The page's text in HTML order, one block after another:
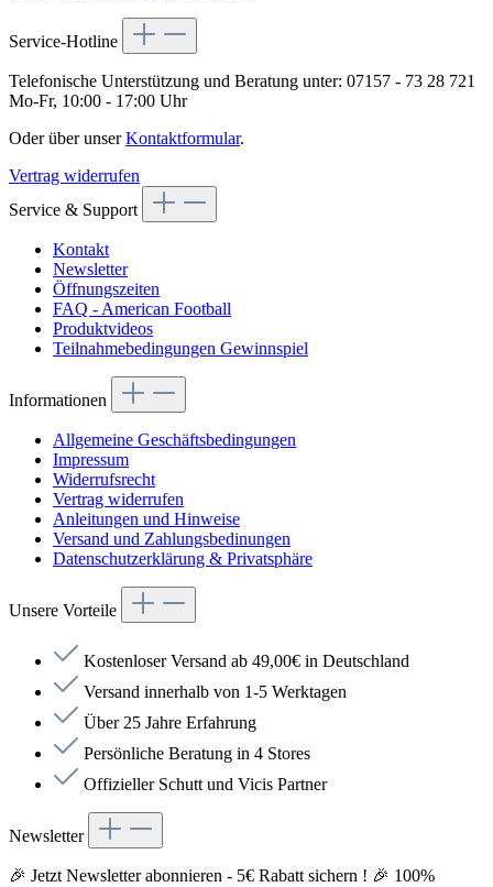
Service-Hotline
Telefonische Unterstützung und Beratung unter: 07157 - 73 28 721
Mo-Fr, 10:00 - 17:00 Uhr
Oder über unserKontaktformular.
Vertrag widerrufen
Service & Support
Kontakt
Newsletter
Öffnungszeiten
FAQ - American Football
Produktvideos
Teilnahmebedingungen Gewinnspiel
Informationen
Allgemeine Geschäftsbedingungen
Impressum
Widerrufsrecht
Vertrag widerrufen
Anleitungen und Hinweise
Versand und Zahlungsbedinungen
Datenschutzerklärung & Privatsphäre
Unsere Vorteile
Kostenloser Versand ab 49,00€ in Deutschland
Versand innerhalb von 1-5 Werktagen
Über 25 Jahre Erfahrung
Persönliche Beratung in 4 Stores
Offizieller Schutt und Vicis Partner
Newsletter
🎉 Jetzt Newsletter abonnieren - 5€ Rabatt sichern ! 🎉 100%